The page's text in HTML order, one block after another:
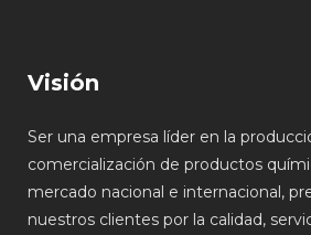
Visión
Ser una empresa líder en la
comercialización de productos
mercado nacional e internacional,
nuestros clientes por la calidad,